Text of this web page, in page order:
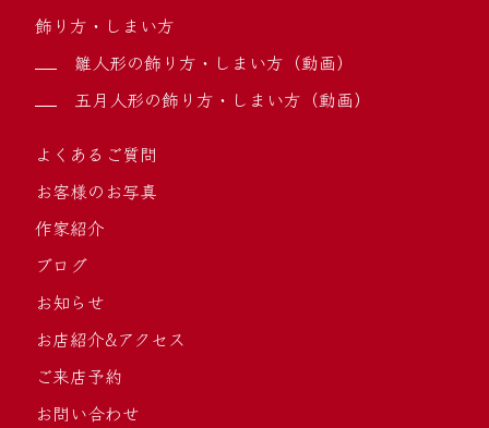
飾り方・しまい方
雛人形の飾り方・しまい方（動画）
五月人形の飾り方・しまい方（動画）
よくあるご質問
お客様のお写真
作家紹介
ブログ
お知らせ
お店紹介&アクセス
ご来店予約
お問い合わせ